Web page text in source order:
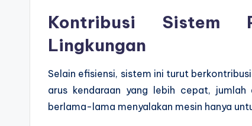
Kontribusi Sistem
Lingkungan
Selain efisiensi, sistem ini turut
arus kendaraan yang lebih cepat,
berlama-lama menyalakan mesin hanya